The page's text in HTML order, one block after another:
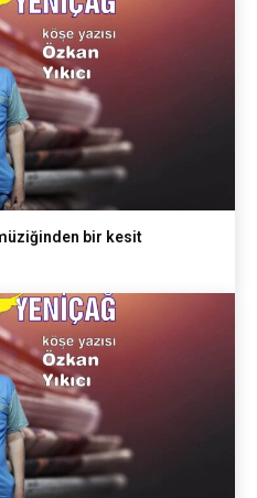
müziğinden bir kesit